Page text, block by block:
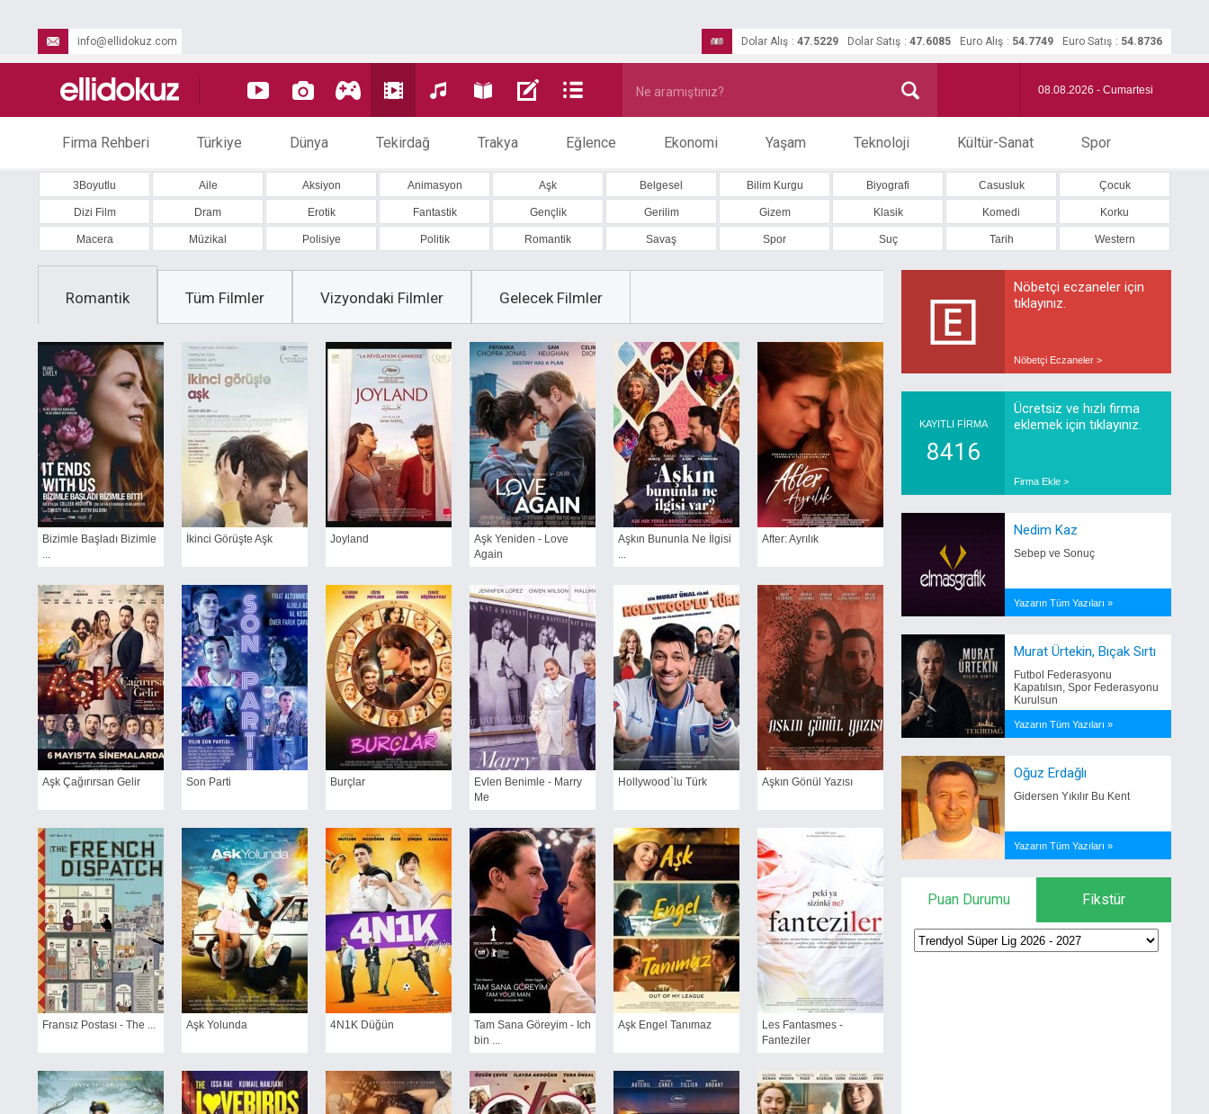
info@ellidokuz.com Dolar Alış : 47.5229 Dolar Satış : 47.6085 Euro Alış : 54.7749 Euro Satış : 54.8736
08.08.2026 - Cumartesi
Firma Rehberi Türkiye Dünya Tekirdağ Trakya Eğlence Ekonomi Yaşam Teknoloji Kültür-Sanat Spor
3Boyutlu Aile Aksiyon Animasyon Aşk Belgesel Bilim Kurgu Biyografi Casusluk Çocuk
Dizi Film Dram Erotik Fantastik Gençlik Gerilim Gizem Klasik Komedi Korku
Macera Müzikal Polisiye Politik Romantik Savaş Spor Suç Tarih Western
Romantik Tüm Filmler Vizyondaki Filmler Gelecek Filmler
Bizimle Başladı Bizimle
...
İkinci Görüşte Aşk Joyland
Aşk Yeniden - Love
Again
Aşkın Bununla Ne İlgisi
...
After: Ayrılık
Aşk Çağırırsan Gelir Son Parti Burçlar
Evlen Benimle - Marry
Me
Hollywood`lu Türk Aşkın Gönül Yazısı
Fransız Postası - The ... Aşk Yolunda 4N1K Düğün
Tam Sana Göreyim - Ich
bin ...
Aşk Engel Tanımaz
Les Fantasmes -
Fanteziler
Nöbetçi eczaneler için
tıklayınız.
Nöbetçi Eczaneler >
KAYITLI FİRMA
8416
Ücretsiz ve hızlı firma
eklemek için tıklayınız.
Firma Ekle >
Nedim Kaz
Sebep ve Sonuç
Yazarın Tüm Yazıları »
Murat Ürtekin, Bıçak Sırtı
Futbol Federasyonu
Kapatılsın, Spor Federasyonu
Kurulsun
Yazarın Tüm Yazıları »
Oğuz Erdağlı
Gidersen Yıkılır Bu Kent
Yazarın Tüm Yazıları »
Puan Durumu Fikstür